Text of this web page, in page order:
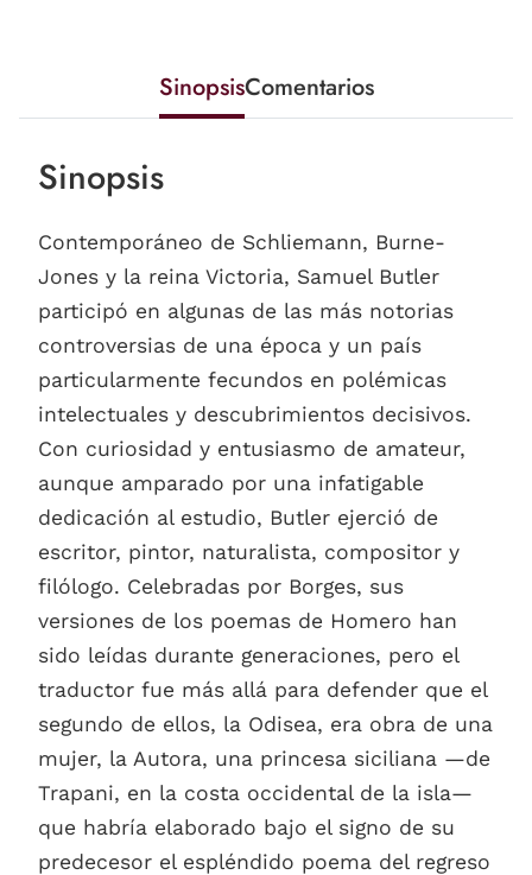
SinopsisComentarios
Sinopsis
Contemporáneo de Schliemann, Burne-
Jones y la reina Victoria, Samuel Butler
participó en algunas de las más notorias
controversias de una época y un país
particularmente fecundos en polémicas
intelectuales y descubrimientos decisivos.
Con curiosidad y entusiasmo de amateur,
aunque amparado por una infatigable
dedicación al estudio, Butler ejerció de
escritor, pintor, naturalista, compositor y
filólogo. Celebradas por Borges, sus
versiones de los poemas de Homero han
sido leídas durante generaciones, pero el
traductor fue más allá para defender que el
segundo de ellos, la Odisea, era obra de una
mujer, la Autora, una princesa siciliana —de
Trapani, en la costa occidental de la isla—
que habría elaborado bajo el signo de su
predecesor el espléndido poema del regreso